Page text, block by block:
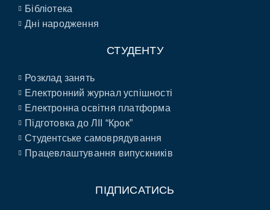
Бібліотека
Дні народження
СТУДЕНТУ
Розклад занять
Електронний журнал успішності
Електронна освітня платформа
Підготовка до ЛІІ “Крок”
Студентське самоврядування
Працевлаштування випускників
ПІДПИСАТИСЬ